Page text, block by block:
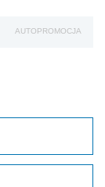
AUTOPROMOCJA